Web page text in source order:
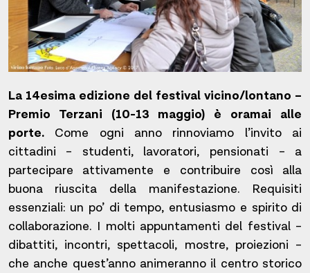
La 14esima edizione del festival vicino/lontano –
Premio Terzani (10-13 maggio) è oramai alle
porte. Come ogni anno rinnoviamo l’invito ai
cittadini – studenti, lavoratori, pensionati – a
partecipare attivamente e contribuire così alla
buona riuscita della manifestazione. Requisiti
essenziali: un po’ di tempo, entusiasmo e spirito di
collaborazione. I molti appuntamenti del festival –
dibattiti, incontri, spettacoli, mostre, proiezioni –
che anche quest’anno animeranno il centro storico